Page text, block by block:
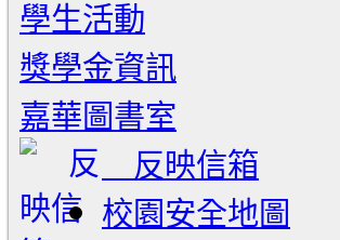
學生活動
獎學金資訊
嘉華圖書室
反映信箱
校園安全地圖